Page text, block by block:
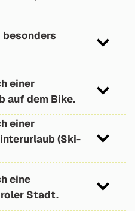
Blog „Mir Drzehln“. Da
was man in den
unternehmen kann.
einer
auf dem Bike.
bit.ly/2vq3LEF
welche sich auf einen
ausgerichtet
einer
(Ski-
welche sich auf
haben.
eine
Stadt.